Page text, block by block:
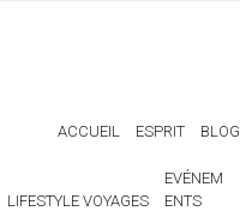
ACCUEIL ESPRIT BLOG
LIFESTYLE VOYAGES
EVÉNEM
ENTS